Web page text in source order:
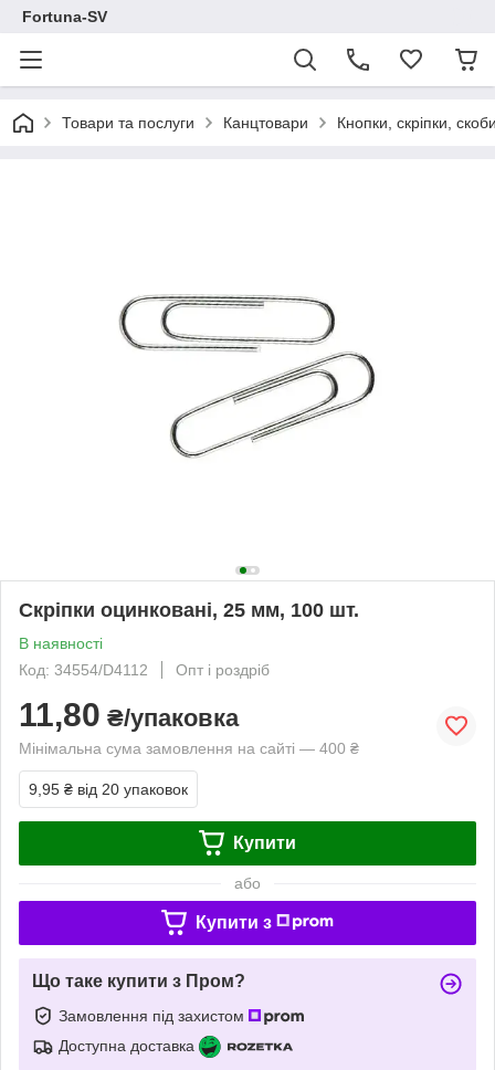
Fortuna-SV
Товари та послуги Канцтовари Кнопки, скріпки,
Скріпки оцинковані, 25 мм, 100 шт.
В наявності
Код: 34554/D4112
Опт і роздріб
11,80 ₴/упаковка
Мінімальна сума замовлення на сайті — 400 ₴
9,95 ₴ від 20 упаковок
Купити
або
Купити з
Що таке купити з Пром?
Замовлення під захистом
Доступна доставка